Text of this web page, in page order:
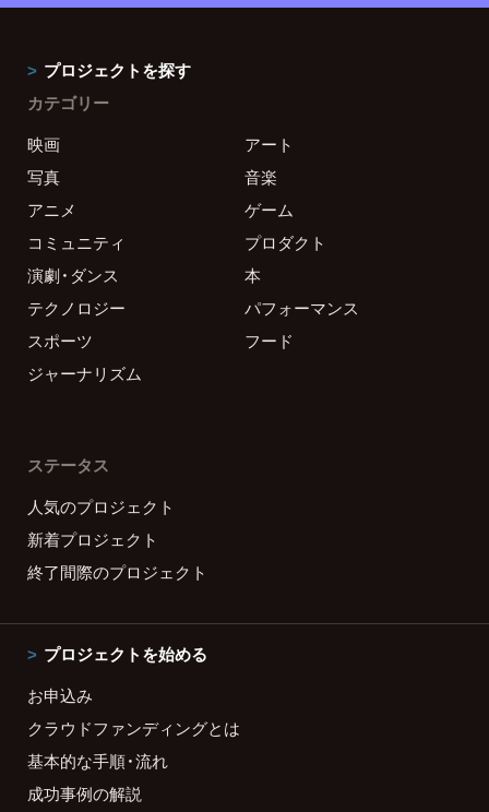
プロジェクトを探す
カテゴリー
映画
アート
写真
音楽
アニメ
ゲーム
コミュニティ
プロダクト
演劇・ダンス
本
テクノロジー
パフォーマンス
スポーツ
フード
ジャーナリズム
ステータス
人気のプロジェクト
新着プロジェクト
終了間際のプロジェクト
プロジェクトを始める
お申込み
クラウドファンディングとは
基本的な手順・流れ
成功事例の解説